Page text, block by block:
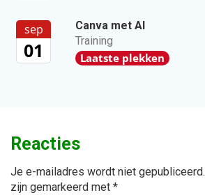
sep
01
Canva met AI
Training
Laatste plekken
Reacties
Je e-mailadres wordt niet gepubliceerd.
zijn gemarkeerd met *